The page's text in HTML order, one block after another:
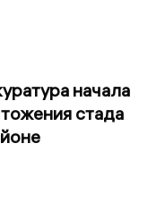
начала
стада